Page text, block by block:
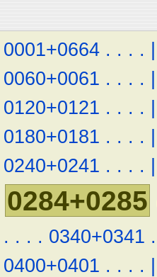
0001+0664 . . . . |
0060+0061 . . . . |
0120+0121 . . . . |
0180+0181 . . . . |
0240+0241 . . . . |
0284+0285
. . . . 0340+0341 .
0400+0401 . . . . |